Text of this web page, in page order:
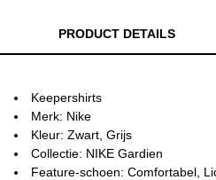
PRODUCT DETAILS
Keepershirts
Merk: Nike
Kleur: Zwart, Grijs
Collectie: NIKE Gardien
Feature-schoen: Comfortabel,